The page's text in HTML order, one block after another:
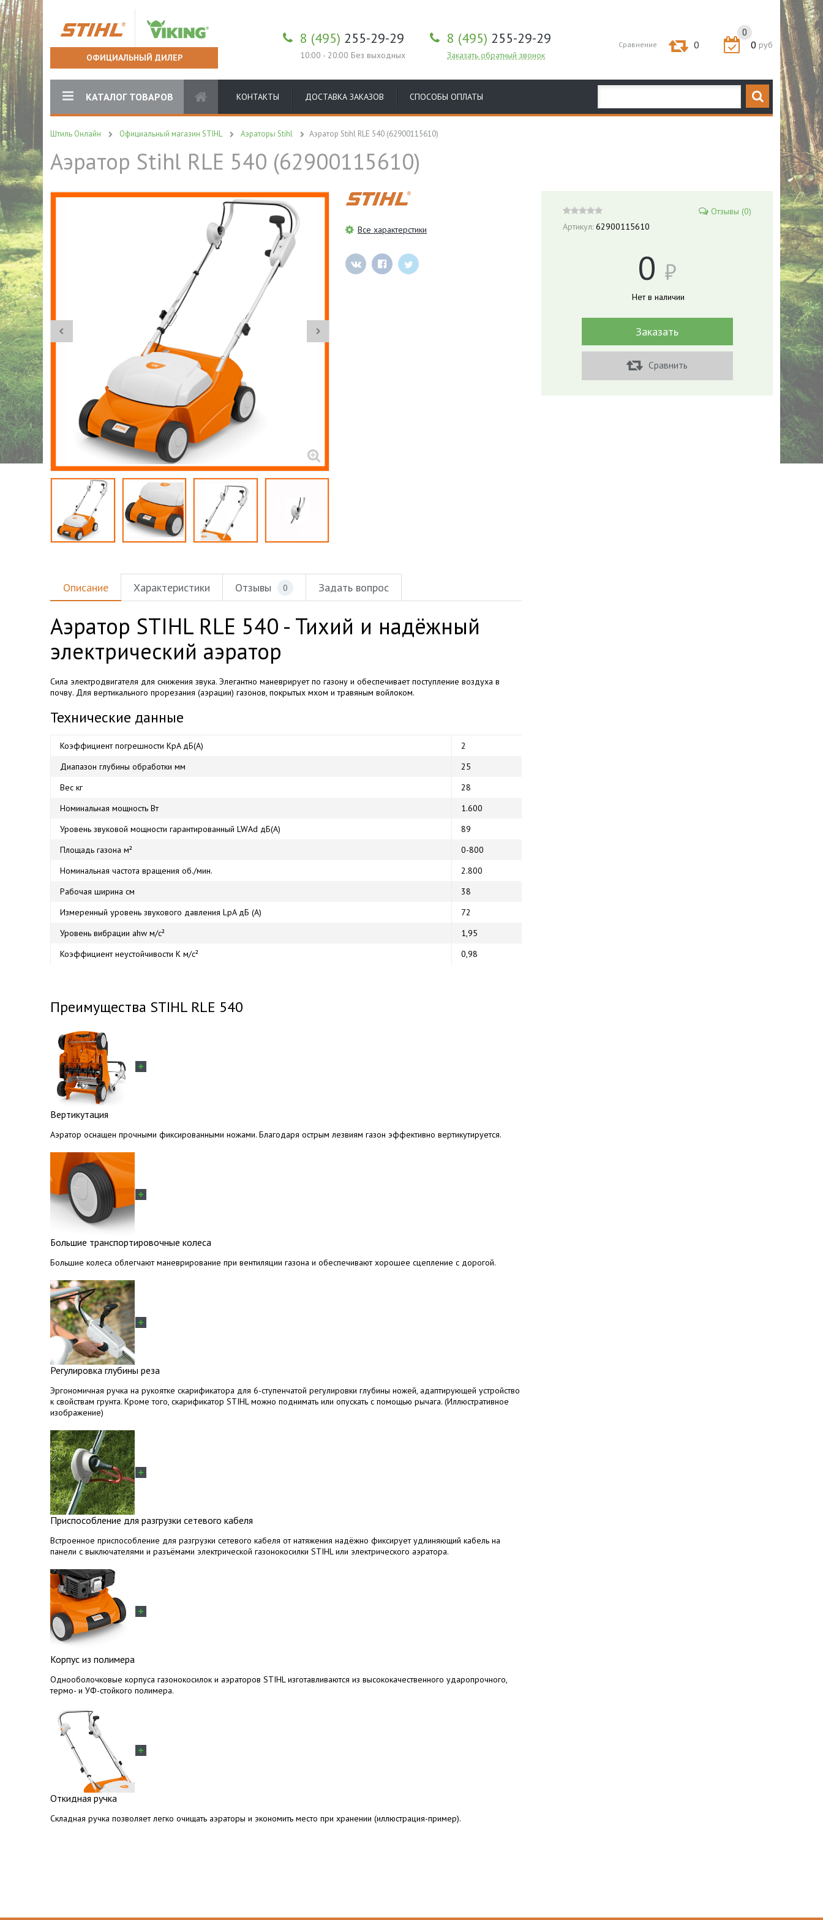
ОФИЦИАЛЬНЫЙ ДИЛЕР
8 (495) 255-29-29
10:00 - 20:00 Без выходных
8 (495) 255-29-29
Заказать обратный звонок
0
0 руб
Сравнение 0
КАТАЛОГ ТОВАРОВ КОНТАКТЫ ДОСТАВКА ЗАКАЗОВ СПОСОБЫ ОПЛАТЫ
Штиль Онлайн Официальный магазин STIHL Аэраторы Stihl Аэратор Stihl RLE 540 (62900115610)
Аэратор Stihl RLE 540 (62900115610)
Все характерстики
Отзывы (0)
Артикул: 62900115610
0
Нет в наличии
Заказать
Сравнить
Описание Характеристики Отзывы 0 Задать вопрос
Аэратор STIHL RLE 540 - Тихий и надёжный
электрический аэратор
Сила электродвигателя для снижения звука. Элегантно маневрирует по газону и обеспечивает поступление воздуха в
почву. Для вертикального прорезания (аэрации) газонов, покрытых мхом и травяным войлоком.
Технические данные
Коэффициент погрешности KpA дБ(A)
2
Диапазон глубины обработки мм
25
Вес кг
28
Номинальная мощность Вт
1.600
Уровень звуковой мощности гарантированный LWAd дБ(A)
89
Площадь газона м²
0-800
Номинальная частота вращения об./мин.
2.800
Рабочая ширина см
38
Измеренный уровень звукового давления LpA дБ (A)
72
Уровень вибрации ahw м/с²
1,95
Коэффициент неустойчивости K м/с²
0,98
Преимущества STIHL RLE 540
Вертикутация
Аэратор оснащен прочными фиксированными ножами. Благодаря острым лезвиям газон эффективно вертикутируется.
Большие транспортировочные колеса
Большие колеса облегчают маневрирование при вентиляции газона и обеспечивают хорошее сцепление с дорогой.
Регулировка глубины реза
Эргономичная ручка на рукоятке скарификатора для 6-ступенчатой ​​регулировки глубины ножей, адаптирующей устройство
к свойствам грунта. Кроме того, скарификатор STIHL можно поднимать или опускать с помощью рычага. (Иллюстративное
изображение)
Приспособление для разгрузки сетевого кабеля
Встроенное приспособление для разгрузки сетевого кабеля от натяжения надёжно фиксирует удлиняющий кабель на
панели с выключателями и разъёмами электрической газонокосилки STIHL или электрического аэратора.
Корпус из полимера
Однооболочковые корпуса газонокосилок и аэраторов STIHL изготавливаются из высококачественного ударопрочного,
термо- и УФ-стойкого полимера.
Откидная ручка
Складная ручка позволяет легко очищать аэраторы и экономить место при хранении (иллюстрация-пример).